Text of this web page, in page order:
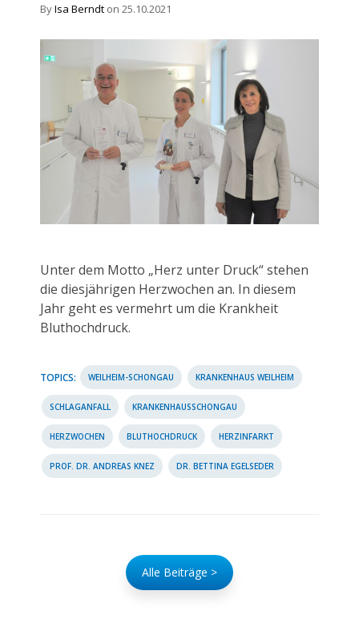
ByIsa Berndt on 25.10.2021
Unter dem Motto „Herz unter Druck“ stehen
die diesjährigen Herzwochen an. In diesem
Jahr geht es vermehrt um die Krankheit
Bluthochdruck.
TOPICS: WEILHEIM-SCHONGAU KRANKENHAUS WEILHEIM
SCHLAGANFALL KRANKENHAUSSCHONGAU
HERZWOCHEN BLUTHOCHDRUCK HERZINFARKT
PROF. DR. ANDREAS KNEZ DR. BETTINA EGELSEDER
Alle Beiträge >